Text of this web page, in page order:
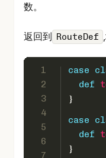
数。
返回到 RouteDef
1
2
3
4
5
6
7
case
def
}
case
def
}